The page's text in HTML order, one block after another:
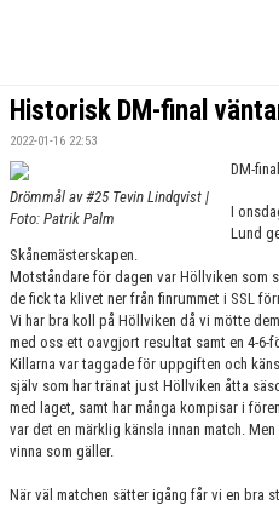
GÄSTBOK
BILDGALLERI
MATCHER
HERRAR ALLSVENSKAN 25/26
SKÅNEMÄSTERSKAPEN 21/22
Historisk DM-final
2022-01-16 22:53
Drömmål av #25 Tevin Lindqvist |
Foto: Patrik Palm
DM-
I
Lund
Skånemästerskapen.
Motståndare för dagen var Höllviken som
de fick ta klivet ner från finrummet i SSL
Vi har bra koll på Höllviken då vi mötte
med oss ett oavgjort resultat samt en 4-6-
Killarna var taggade för uppgiften och
själv som har tränat just Höllviken åtta
med laget, samt har många kompisar i
var det en märklig känsla innan match.
vinna som gäller.
När väl matchen sätter igång får vi en bra